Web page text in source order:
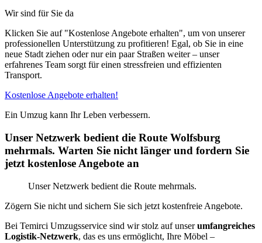
Wir sind für Sie da
Klicken Sie auf "Kostenlose Angebote erhalten", um von unserer
professionellen Unterstützung zu profitieren! Egal, ob Sie in eine
neue Stadt ziehen oder nur ein paar Straßen weiter – unser
erfahrenes Team sorgt für einen stressfreien und effizienten
Transport.
Kostenlose Angebote erhalten!
Ein Umzug kann Ihr Leben verbessern.
Unser Netzwerk bedient die Route Wolfsburg
mehrmals. Warten Sie nicht länger und fordern Sie
jetzt kostenlose Angebote an
Unser Netzwerk bedient die Route mehrmals.
Zögern Sie nicht und sichern Sie sich jetzt kostenfreie Angebote.
Bei Temirci Umzugsservice sind wir stolz auf unserumfangreiches
Logistik-Netzwerk, das es uns ermöglicht, Ihre Möbel –